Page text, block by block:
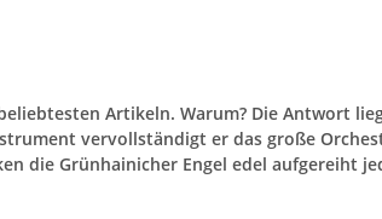
Artikeln. Warum? Die Antwort
vervollständigt er das große
die Grünhainicher Engel edel aufgereiht